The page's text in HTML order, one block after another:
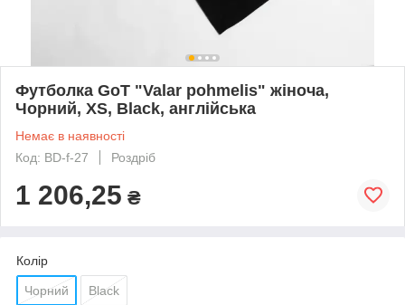
Футболка GoT "Valar pohmelis" жіноча,
Чорний, XS, Black, англійська
Немає в наявності
Код: BD-f-27
Роздріб
1 206,25 ₴
Колір
Чорний Black